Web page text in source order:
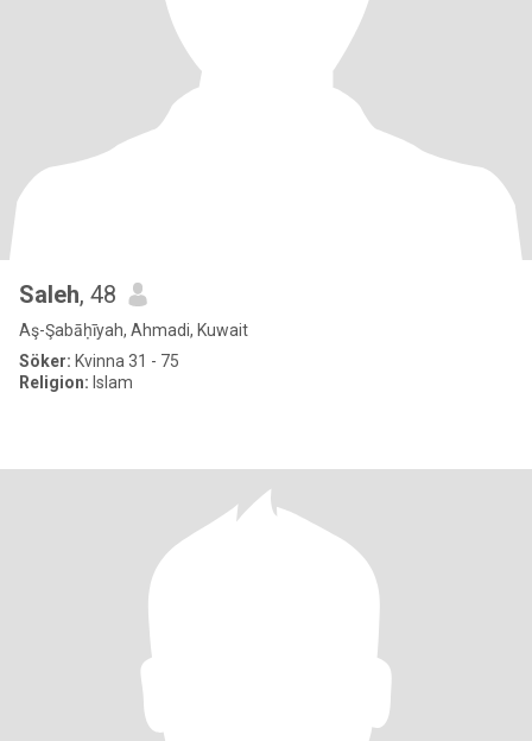
Saleh, 48
Aş-Şabāḥīyah, Ahmadi, Kuwait
Söker: Kvinna 31 - 75
Religion: Islam